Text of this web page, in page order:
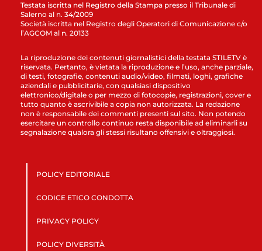
Testata iscritta nel Registro della Stampa presso il Tribunale di
Salerno al n. 34/2009
Società iscritta nel Registro degli Operatori di Comunicazione c/o
l’AGCOM al n. 20133
La riproduzione dei contenuti giornalistici della testata STILETV è
riservata. Pertanto, è vietata la riproduzione e l’uso, anche parziale,
di testi, fotografie, contenuti audio/video, filmati, loghi, grafiche
aziendali e pubblicitarie, con qualsiasi dispositivo
elettronico/digitale o per mezzo di fotocopie, registrazioni, cover e
tutto quanto è ascrivibile a copia non autorizzata. La redazione
non è responsabile dei commenti presenti sul sito. Non potendo
esercitare un controllo continuo resta disponibile ad eliminarli su
segnalazione qualora gli stessi risultano offensivi e oltraggiosi.
POLICY EDITORIALE
CODICE ETICO CONDOTTA
PRIVACY POLICY
POLICY DIVERSITÀ